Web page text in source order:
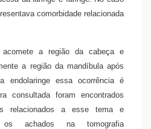
comorbidade relacionada
acomete a região da cabeça e
a região da mandíbula após
endolaringe essa ocorrência é
consultada foram encontrados
relacionados a esse tema e
os achados na tomografia